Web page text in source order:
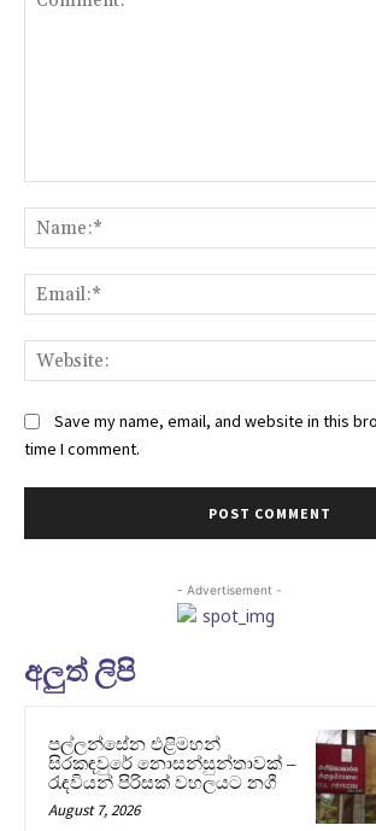
Save my name, email, and website in this
time I comment.
- Advertisement -
අලුත් ලිපි
පල්ලන්සේන එළිමහන්
සිරකඳවුරේ නොසන්සුන්තාවක් –
රැඳවියන් පිරිසක් වහලයට නගී
August 7, 2026